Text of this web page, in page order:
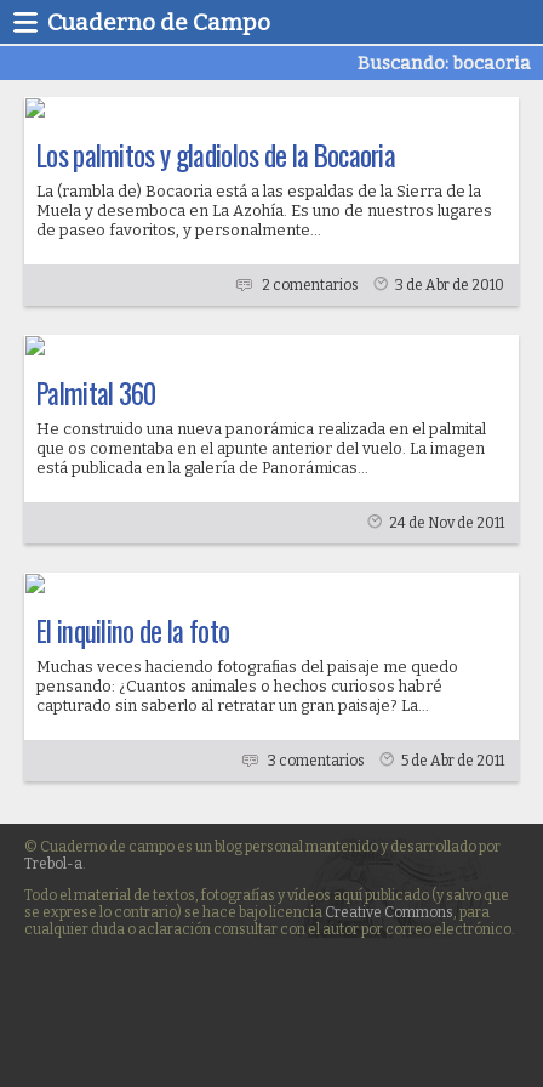
Cuaderno de Campo
Buscando: bocaoria
Los palmitos y gladiolos de la Bocaoria
La (rambla de) Bocaoria está a las espaldas de la Sierra de la
Muela y desemboca en La Azohía. Es uno de nuestros lugares
de paseo favoritos, y personalmente...
2 comentarios 3 de Abr de 2010
Palmital 360
He construido una nueva panorámica realizada en el palmital
que os comentaba en el apunte anterior del vuelo. La imagen
está publicada en la galería de Panorámicas...
24 de Nov de 2011
El inquilino de la foto
Muchas veces haciendo fotografias del paisaje me quedo
pensando: ¿Cuantos animales o hechos curiosos habré
capturado sin saberlo al retratar un gran paisaje? La...
3 comentarios 5 de Abr de 2011
© Cuaderno de campo es un blog personal mantenido y desarrollado por
Trebol-a.
Todo el material de textos, fotografías y vídeos aquí publicado (y salvo que
se exprese lo contrario) se hace bajo licencia Creative Commons, para
cualquier duda o aclaración consultar con el autor por correo electrónico.